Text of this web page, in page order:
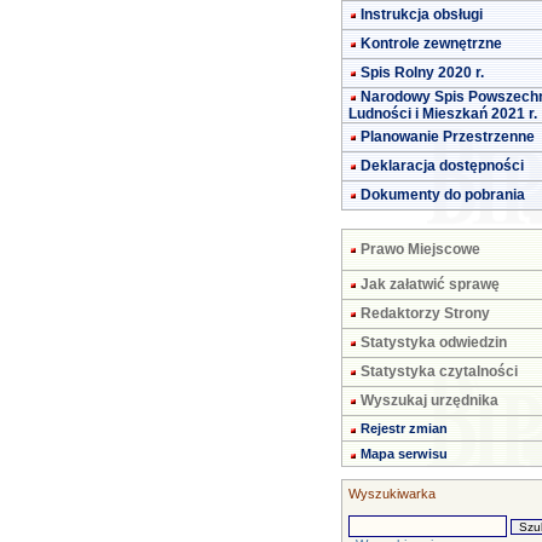
Instrukcja obsługi
Kontrole zewnętrzne
Spis Rolny 2020 r.
Narodowy Spis
Ludności i Mieszkań 2021 r.
Planowanie Przestrzenne
Deklaracja dostępności
Dokumenty do pobrania
Prawo Miejscowe
Jak załatwić sprawę
Redaktorzy Strony
Statystyka odwiedzin
Statystyka czytalności
Wyszukaj urzędnika
Rejestr zmian
Mapa serwisu
Wyszukiwarka